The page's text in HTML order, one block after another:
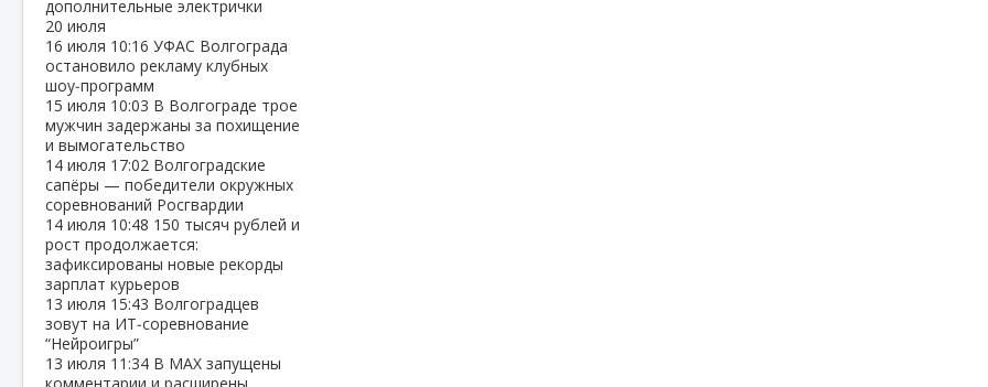
дополнительные электрички
20 июля
16 июля 10:16 УФАС Волгограда
остановило рекламу клубных
шоу‑программ
15 июля 10:03 В Волгограде трое
мужчин задержаны за похищение
и вымогательство
14 июля 17:02 Волгоградские
сапёры — победители окружных
соревнований Росгвардии
14 июля 10:48 150 тысяч рублей и
рост продолжается:
зафиксированы новые рекорды
зарплат курьеров
13 июля 15:43 Волгоградцев
зовут на ИТ‑соревнование
“Нейроигры”
13 июля 11:34 В МАХ запущены